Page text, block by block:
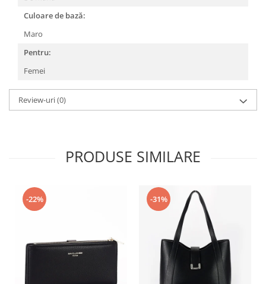
Culoare de bază:
Maro
Pentru:
Femei
Review-uri(0)
PRODUSE SIMILARE
-22% -31%